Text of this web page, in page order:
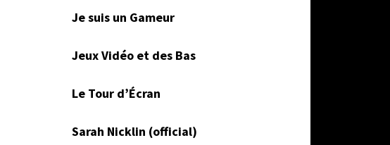
Je suis un Gameur
Jeux Vidéo et des Bas
Le Tour d’Écran
Sarah Nicklin (official)